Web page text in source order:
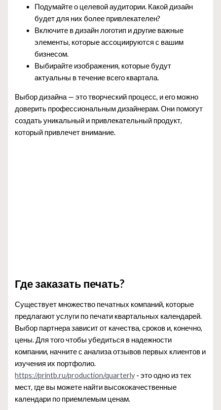
Подумайте о целевой аудитории. Какой дизайн
будет для них более привлекателен?
Включите в дизайн логотип и другие важные
элементы, которые ассоциируются с вашим
бизнесом.
Выбирайте изображения, которые будут
актуальны в течение всего квартала.
Выбор дизайна — это творческий процесс, и его можно
доверить профессиональным дизайнерам. Они помогут
создать уникальный и привлекательный продукт,
который привлечет внимание.
Где заказать печать?
Существует множество печатных компаний, которые
предлагают услуги по печати квартальных календарей.
Выбор партнера зависит от качества, сроков и, конечно,
цены. Для того чтобы убедиться в надежности
компании, начните с анализа отзывов первых клиентов и
изучения их портфолио.
https://printb.ru/production/quarterly- это одно из тех
мест, где вы можете найти высококачественные
календари по приемлемым ценам.